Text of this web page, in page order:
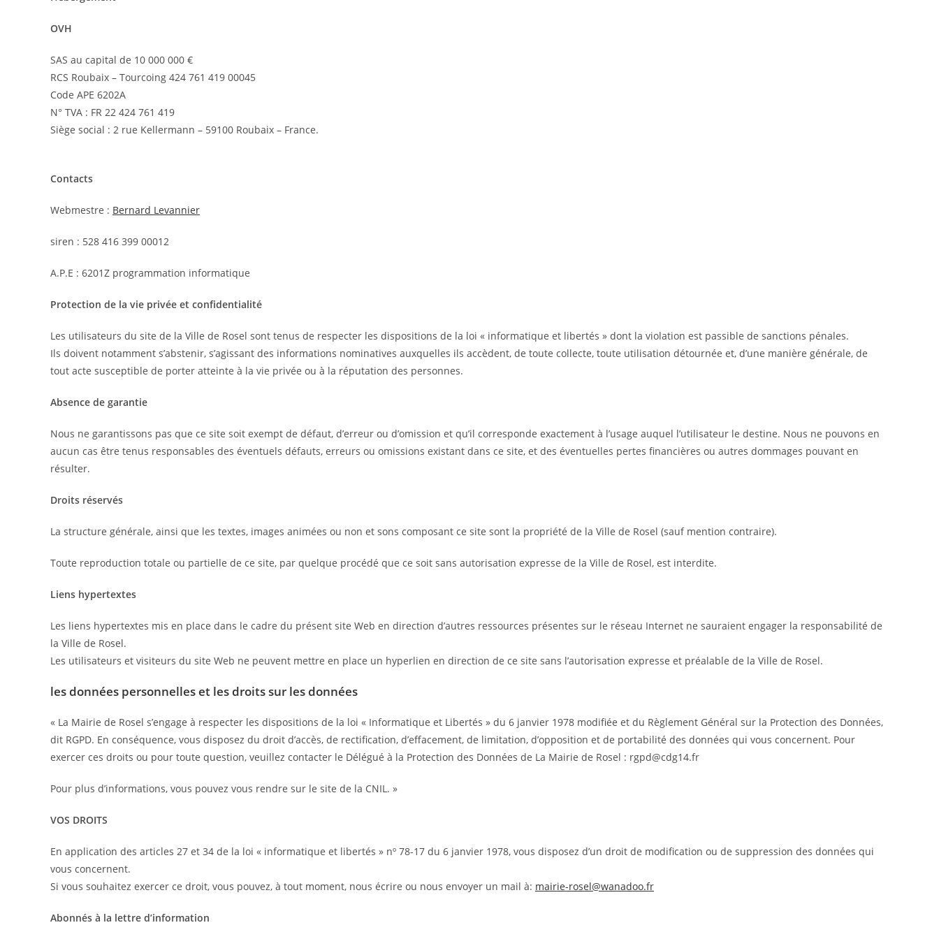
OVH
SAS au capital de 10 000 000 €
RCS Roubaix – Tourcoing 424 761 419 00045
Code APE 6202A
N° TVA : FR 22 424 761 419
Siège social : 2 rue Kellermann – 59100 Roubaix – France.
Contacts
Webmestre : Bernard Levannier
siren : 528 416 399 00012
A.P.E : 6201Z programmation informatique
Protection de la vie privée et confidentialité
Les utilisateurs du site de la Ville de Rosel sont tenus de respecter les dispositions de la loi « informatique et libertés » dont la violation est passible de sanctions pénales.
Ils doivent notamment s’abstenir, s’agissant des informations nominatives auxquelles ils accèdent, de toute collecte, toute utilisation détournée et, d’une manière générale, de
tout acte susceptible de porter atteinte à la vie privée ou à la réputation des personnes.
Absence de garantie
Nous ne garantissons pas que ce site soit exempt de défaut, d’erreur ou d’omission et qu’il corresponde exactement à l’usage auquel l’utilisateur le destine. Nous ne pouvons en
aucun cas être tenus responsables des éventuels défauts, erreurs ou omissions existant dans ce site, et des éventuelles pertes financières ou autres dommages pouvant en
résulter.
Droits réservés
La structure générale, ainsi que les textes, images animées ou non et sons composant ce site sont la propriété de la Ville de Rosel (sauf mention contraire).
Toute reproduction totale ou partielle de ce site, par quelque procédé que ce soit sans autorisation expresse de la Ville de Rosel, est interdite.
Liens hypertextes
Les liens hypertextes mis en place dans le cadre du présent site Web en direction d’autres ressources présentes sur le réseau Internet ne sauraient engager la responsabilité de
la Ville de Rosel.
Les utilisateurs et visiteurs du site Web ne peuvent mettre en place un hyperlien en direction de ce site sans l’autorisation expresse et préalable de la Ville de Rosel.
les données personnelles et les droits sur les données
« La Mairie de Rosel s’engage à respecter les dispositions de la loi « Informatique et Libertés » du 6 janvier 1978 modifiée et du Règlement Général sur la Protection des Données,
dit RGPD. En conséquence, vous disposez du droit d’accès, de rectification, d’effacement, de limitation, d’opposition et de portabilité des données qui vous concernent. Pour
exercer ces droits ou pour toute question, veuillez contacter le Délégué à la Protection des Données de La Mairie de Rosel : rgpd@cdg14.fr
Pour plus d’informations, vous pouvez vous rendre sur le site de la CNIL. »
VOS DROITS
En application des articles 27 et 34 de la loi « informatique et libertés » nº 78-17 du 6 janvier 1978, vous disposez d’un droit de modification ou de suppression des données qui
vous concernent.
Si vous souhaitez exercer ce droit, vous pouvez, à tout moment, nous écrire ou nous envoyer un mail à: mairie-rosel@wanadoo.fr
Abonnés à la lettre d’information